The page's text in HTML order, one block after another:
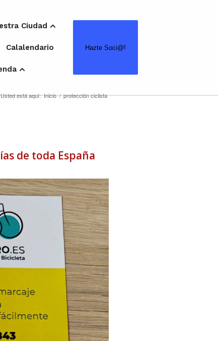
Ciudad
Calalendario Hazte Soci@!
Usted está aquí: Inicio / protección ciclista
de toda España